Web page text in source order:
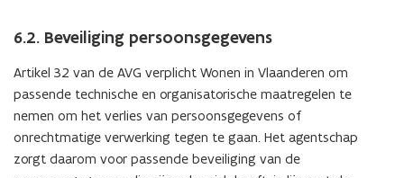
6.2. Beveiliging persoonsgegevens
Artikel 32 van de AVG verplicht Wonen in Vlaanderen om
passende technische en organisatorische maatregelen te
nemen om het verlies van persoonsgegevens of
onrechtmatige verwerking tegen te gaan. Het agentschap
zorgt daarom voor passende beveiliging van de